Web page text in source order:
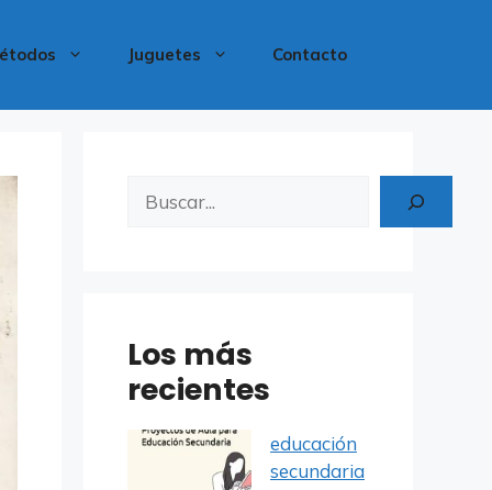
Juguetes Contacto
Los más
recientes
educación
secundaria